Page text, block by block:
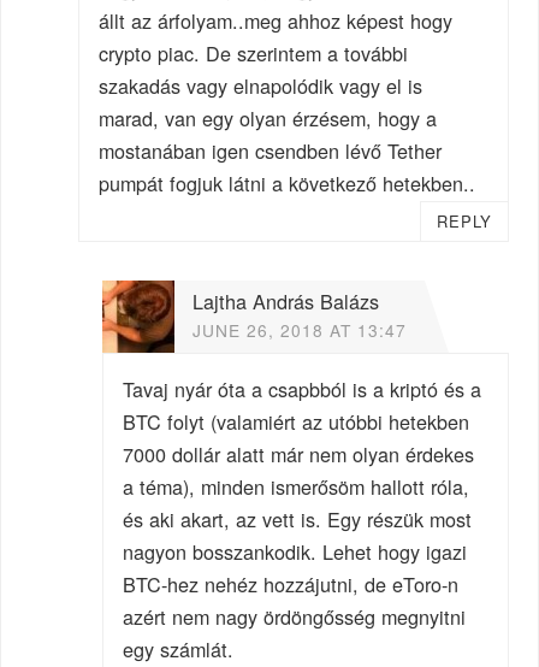
állt az árfolyam..meg ahhoz képest hogy
crypto piac. De szerintem a további
szakadás vagy elnapolódik vagy el is
marad, van egy olyan érzésem, hogy a
mostanában igen csendben lévő Tether
pumpát fogjuk látni a következő hetekben..
REPLY
Lajtha András Balázs
JUNE 26, 2018 AT 13:47
Tavaj nyár óta a csapbból is a kriptó és a
BTC folyt (valamiért az utóbbi hetekben
7000 dollár alatt már nem olyan érdekes
a téma), minden ismerősöm hallott róla,
és aki akart, az vett is. Egy részük most
nagyon bosszankodik. Lehet hogy igazi
BTC-hez nehéz hozzájutni, de eToro-n
azért nem nagy ördöngősség megnyitni
egy számlát.